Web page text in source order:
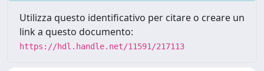
Utilizza questo identificativo per citare o creare un
link a questo documento:
https://hdl.handle.net/11591/217113